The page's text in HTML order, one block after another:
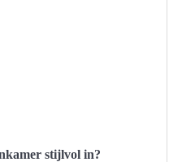
stijlvol in?